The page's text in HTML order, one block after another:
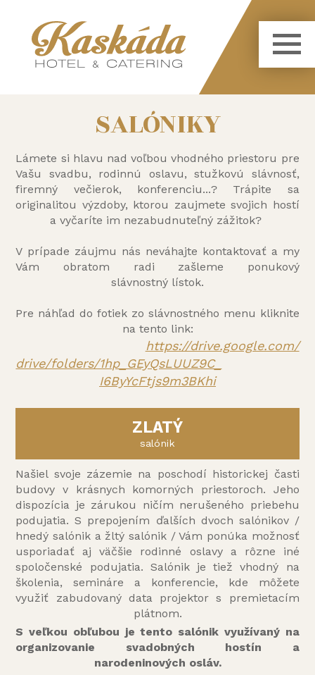
SALÓNIKY
Lámete si hlavu nad voľbou vhodného priestoru pre
Vašu svadbu, rodinnú oslavu, stužkovú slávnosť,
firemný večierok, konferenciu...? Trápite sa
originalitou výzdoby, ktorou zaujmete svojich hostí
a vyčaríte im nezabudnuteľný zážitok?
V prípade záujmu nás neváhajte kontaktovať a my
Vám obratom radi zašleme ponukový
slávnostný lístok.
Pre náhľad do fotiek zo slávnostného menu kliknite
na tento link:
https://drive.google.com/
drive/folders/1hp_GEyQsLUUZ9C_
I6ByYcFtjs9m3BKhi
ZLATÝ
salónik
Našiel svoje zázemie na poschodí historickej časti
budovy v krásnych komorných priestoroch. Jeho
dispozícia je zárukou ničím nerušeného priebehu
podujatia. S prepojením ďalších dvoch salónikov /
hnedý salónik a žltý salónik / Vám ponúka možnosť
usporiadať aj väčšie rodinné oslavy a rôzne iné
spoločenské podujatia. Salónik je tiež vhodný na
školenia, semináre a konferencie, kde môžete
využiť zabudovaný data projektor s premietacím
plátnom.
S veľkou obľubou je tento salónik využívaný na
organizovanie svadobných hostín a
narodeninových osláv.